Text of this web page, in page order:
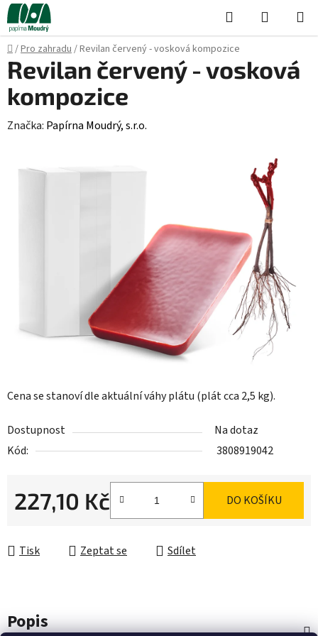
Přejít
na
obsah
Hledat
KOŠÍK
Domů
/Pro zahradu/Revilan červený - vosková kompozice
Cena se stanoví dle aktuální váhy plátu (plát cca 2,5 kg).
Dostupnost
Na dotaz
Kód:
3808919042
227,10 Kč DO KOŠÍKU
Tisk Zeptat se Sdílet
Revilan červený - vosková
kompozice
Značka: Papírna Moudrý, s.r.o.
Popis